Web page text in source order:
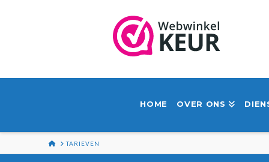
HOME OVER ONS
HOMETARIEVEN